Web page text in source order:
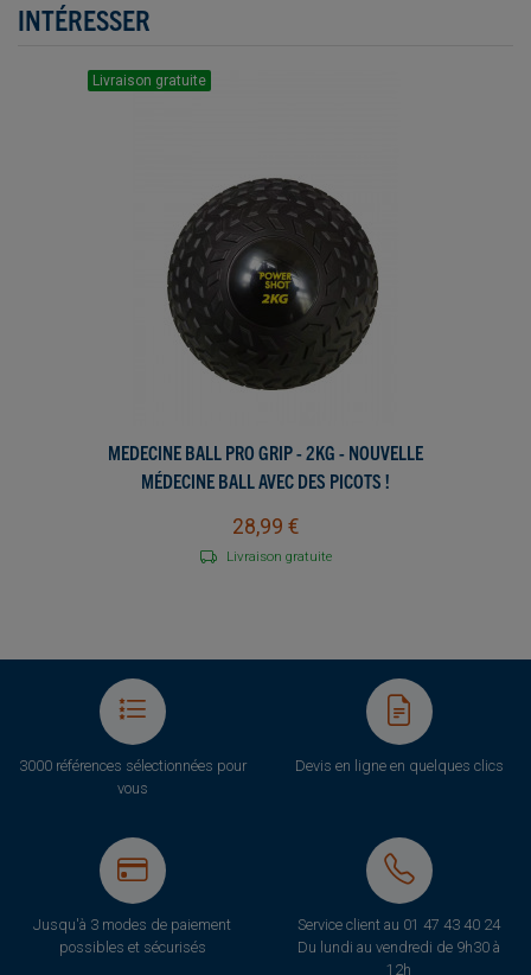
INTÉRESSER
Livraison gratuite
MEDECINE BALL PRO GRIP - 2KG - NOUVELLE
MÉDECINE BALL AVEC DES PICOTS !
28,99 €
Livraison gratuite
3000 références sélectionnées pour
vous
Devis en ligne en quelques clics
Jusqu'à 3 modes de paiement
possibles et sécurisés
Service client au 01 47 43 40 24
Du lundi au vendredi de 9h30 à
12h